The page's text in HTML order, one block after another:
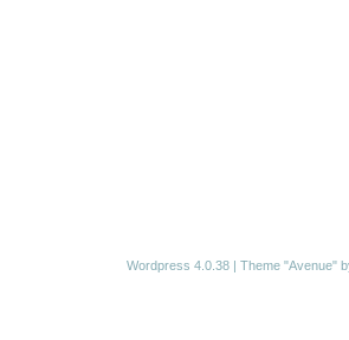
Wordpress 4.0.38 | Theme "Avenue"